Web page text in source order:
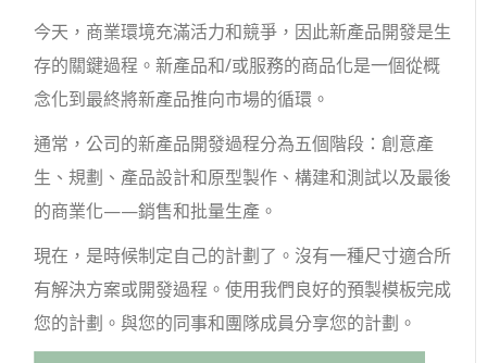
今天，商業環境充滿活力和競爭，因此新產品開發是生
存的關鍵過程。新產品和/或服務的商品化是一個從概
念化到最終將新產品推向市場的循環。
通常，公司的新產品開發過程分為五個階段：創意產
生、規劃、產品設計和原型製作、構建和測試以及最後
的商業化——銷售和批量生產。
現在，是時候制定自己的計劃了。沒有一種尺寸適合所
有解決方案或開發過程。使用我們良好的預製模板完成
您的計劃。與您的同事和團隊成​​員分享您的計劃。